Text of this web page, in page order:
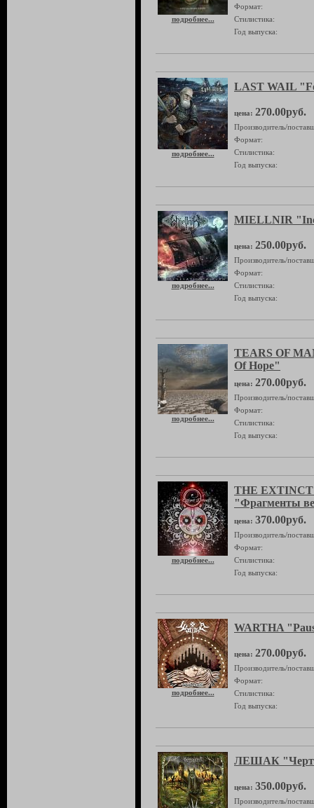
подробнее...
Формат:
Стилистика:
Год выпуска:
подробнее...
LAST WAIL
цена: 270.00руб.
Производитель/
Формат:
Стилистика:
Год выпуска:
подробнее...
MIELLNIR
цена: 250.00руб.
Производитель/
Формат:
Стилистика:
Год выпуска:
подробнее...
TEARS OF
Of Hope"
цена: 270.00руб.
Производитель/
Формат:
Стилистика:
Год выпуска:
подробнее...
THE
"Фрагменты
цена: 370.00руб.
Производитель/
Формат:
Стилистика:
Год выпуска:
подробнее...
WARTHA
цена: 270.00руб.
Производитель/
Формат:
Стилистика:
Год выпуска:
ЛЕШАК
цена: 350.00руб.
Производитель/